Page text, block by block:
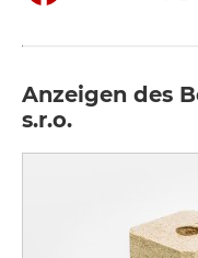
Anzeigen des
s.r.o.